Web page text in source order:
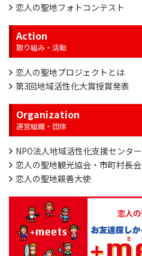
恋人の聖地フォトコンテスト
Action
恋人の聖地プロジェクトとは
第3回地域活性化大賞授賞発表
Organization
NPO法人地域活性化支援センター
恋人の聖地観光協会・市町村長会
恋人の聖地親善大使